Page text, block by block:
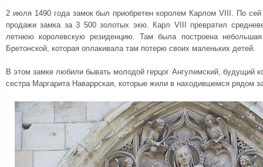
2 июля 1490 года замок был приобретен королем Карлом VIII. По
продажи замка за 3 500 золотых экю. Карл VIII превратил
летнюю королевскую резиденцию. Там была построена
Бретонской, которая оплакивала там потерю своих маленьких детей.
В этом замке любили бывать молодой герцог Ангулемский, будущий
сестра Маргарита Наваррская, которые жили в находившемся рядом